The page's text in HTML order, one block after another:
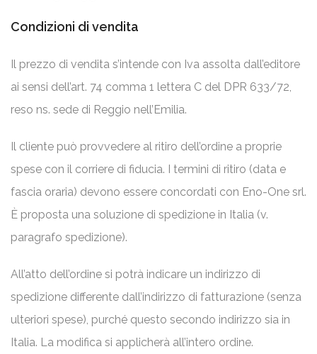
Condizioni di vendita
Il prezzo di vendita s’intende con Iva assolta dall’editore
ai sensi dell’art. 74 comma 1 lettera C del DPR 633/72,
reso ns. sede di Reggio nell’Emilia.
Il cliente può provvedere al ritiro dell’ordine a proprie
spese con il corriere di fiducia. I termini di ritiro (data e
fascia oraria) devono essere concordati con Eno-One srl.
È proposta una soluzione di spedizione in Italia (v.
paragrafo spedizione).
All’atto dell’ordine si potrà indicare un indirizzo di
spedizione differente dall’indirizzo di fatturazione (senza
ulteriori spese), purché questo secondo indirizzo sia in
Italia. La modifica si applicherà all’intero ordine.